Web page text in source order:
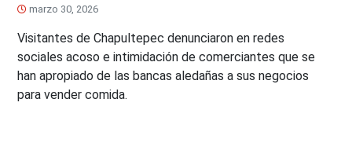
marzo 30, 2026
Visitantes de Chapultepec denunciaron en redes
sociales acoso e intimidación de comerciantes que se
han apropiado de las bancas aledañas a sus negocios
para vender comida.